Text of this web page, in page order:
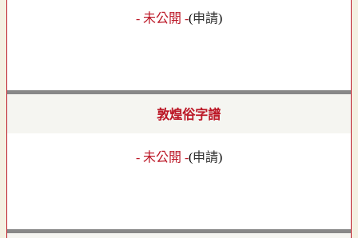
- 未公開 -(申請)
敦煌俗字譜
- 未公開 -(申請)